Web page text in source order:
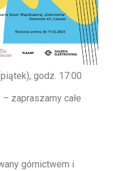
godz. 17:00
zapraszamy całe
górnictwem i